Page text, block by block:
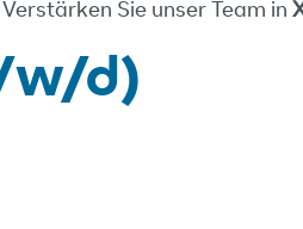
Sie unser Team in
w/d)